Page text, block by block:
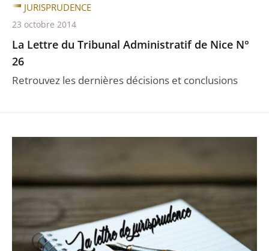
La Lettre du Tribunal Administratif de Nice N°
26
Retrouvez les dernières décisions et conclusions
JURISPRUDENCE
23 octobre 2014